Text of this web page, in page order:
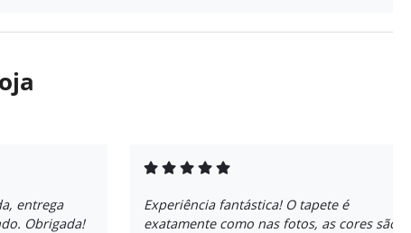
entrega
Obrigada!
Experiência fantástica! O tapete é
exatamente como nas fotos, as cores são